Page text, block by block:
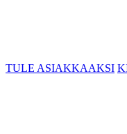
TULE ASIAKKAAKSI